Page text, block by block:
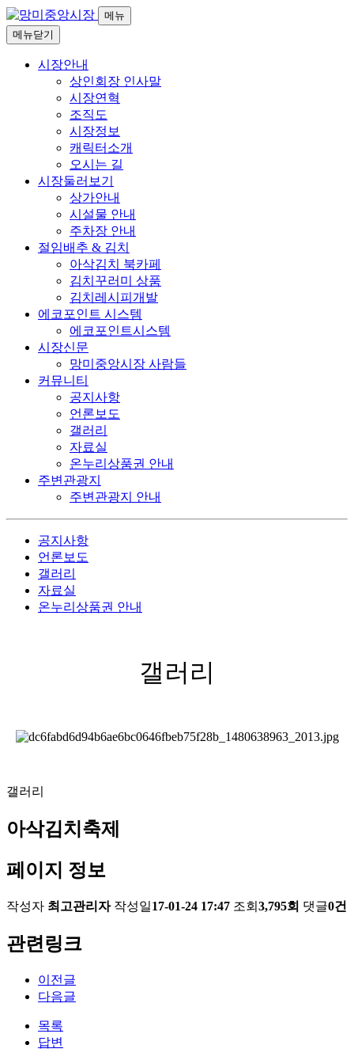
메뉴
메뉴닫기
시장안내
상인회장 인사말
시장연혁
조직도
시장정보
캐릭터소개
오시는 길
시장둘러보기
상가안내
시설물 안내
주차장 안내
절임배추 & 김치
아삭김치 북카페
김치꾸러미 상품
김치레시피개발
에코포인트 시스템
에코포인트시스템
시장신문
망미중앙시장 사람들
커뮤니티
공지사항
언론보도
갤러리
자료실
온누리상품권 안내
주변관광지
주변관광지 안내
공지사항
언론보도
갤러리
자료실
온누리상품권 안내
갤러리
갤러리
아삭김치축제
페이지 정보
작성자 최고관리자 작성일17-01-24 17:47 조회 3,795회 댓글0건
관련링크
이전글
다음글
목록
답변